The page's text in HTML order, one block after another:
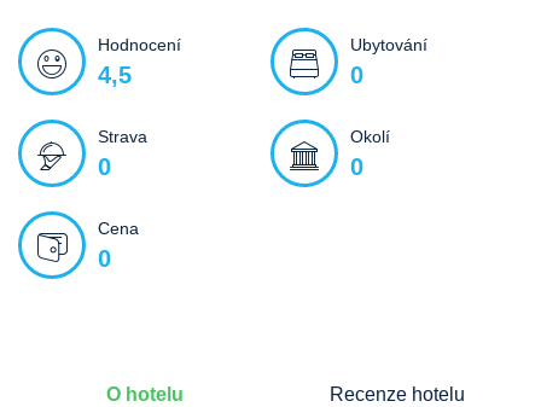
Hodnocení
4,5
Ubytování
0
Strava
0
Okolí
0
Cena
0
O hotelu Recenze hotelu